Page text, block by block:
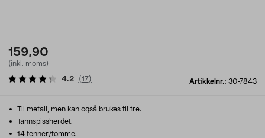
159,90
(inkl. moms)
Artikkelnr.: 30-7843
4.2 (17)
Til metall, men kan også brukes til tre.
Tannspissherdet.
14 tenner/tomme.